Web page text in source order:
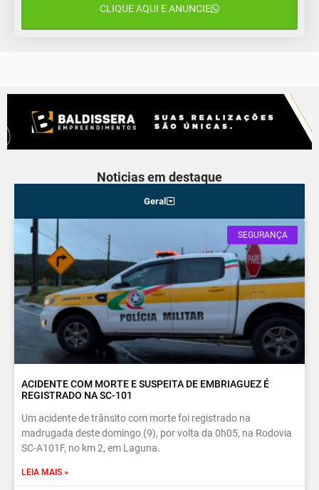
CLIQUE AQUI E ANUNCIE
Noticias em destaque
Geral
SEGURANÇA
ACIDENTE COM MORTE E SUSPEITA DE EMBRIAGUEZ É
REGISTRADO NA SC-101
Um acidente de trânsito com morte foi registrado na
madrugada deste domingo (9), por volta da 0h05, na Rodovia
SC-A101F, no km 2, em Laguna.
LEIA MAIS »